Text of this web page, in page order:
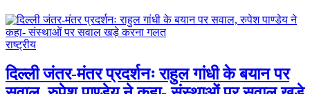
राष्ट्रीय
दिल्ली जंतर-मंतर प्रदर्शनः राहुल गांधी के बयान पर